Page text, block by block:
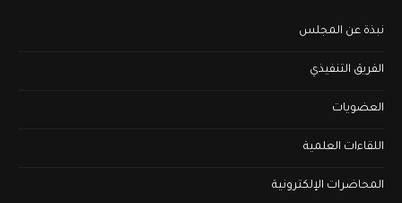
نبذة عن المجلس
الفريق التنفيذي
العضويات
اللقاءات العلمية
المحاضرات الإلكترونية